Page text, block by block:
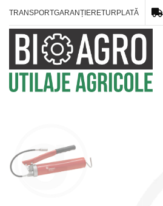
TRANSPORTGARANȚIERETURPLATĂ